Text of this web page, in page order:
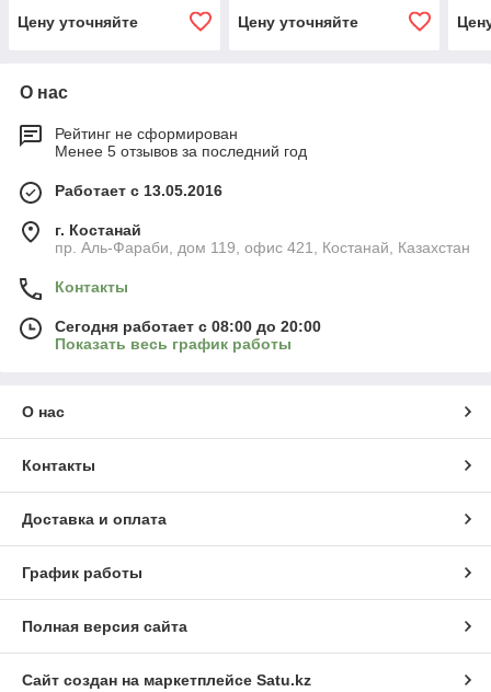
Цену уточняйте Цену уточняйте
О нас
Рейтинг не сформирован
Менее 5 отзывов за последний год
Работает с 13.05.2016
г. Костанай
пр. Аль-Фараби, дом 119, офис 421, Костанай, Казахстан
Контакты
Сегодня работает с 08:00 до 20:00
Показать весь график работы
О нас
Контакты
Доставка и оплата
График работы
Полная версия сайта
Сайт создан на маркетплейсе Satu.kz